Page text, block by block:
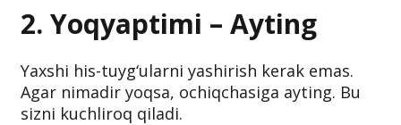
2. Yoqyaptimi – Ayting
Yaxshi his-tuyg‘ularni yashirish kerak emas.
Agar nimadir yoqsa, ochiqchasiga ayting. Bu
sizni kuchliroq qiladi.